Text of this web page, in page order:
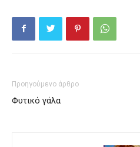
Προηγούμενο άρθρο
Φυτικό γάλα